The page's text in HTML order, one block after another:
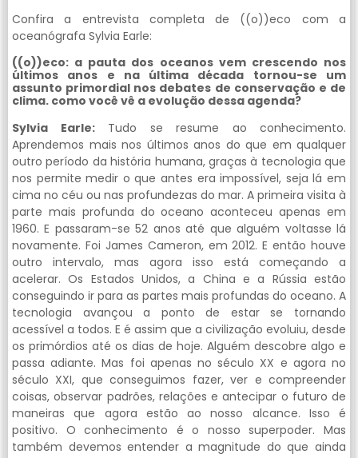
Confira a entrevista completa de ((o))eco com a
oceanógrafa Sylvia Earle:
((o))eco: a pauta dos oceanos vem crescendo nos
últimos anos e na última década tornou-se um
assunto primordial nos debates de conservação e de
clima. como você vê a evolução dessa agenda?
Sylvia Earle:Tudo se resume ao conhecimento.
Aprendemos mais nos últimos anos do que em qualquer
outro período da história humana, graças à tecnologia que
nos permite medir o que antes era impossível, seja lá em
cima no céu ou nas profundezas do mar. A primeira visita à
parte mais profunda do oceano aconteceu apenas em
1960. E passaram-se 52 anos até que alguém voltasse lá
novamente. Foi James Cameron, em 2012. E então houve
outro intervalo, mas agora isso está começando a
acelerar. Os Estados Unidos, a China e a Rússia estão
conseguindo ir para as partes mais profundas do oceano. A
tecnologia avançou a ponto de estar se tornando
acessível a todos. E é assim que a civilização evoluiu, desde
os primórdios até os dias de hoje. Alguém descobre algo e
passa adiante. Mas foi apenas no século XX e agora no
século XXI, que conseguimos fazer, ver e compreender
coisas, observar padrões, relações e antecipar o futuro de
maneiras que agora estão ao nosso alcance. Isso é
positivo. O conhecimento é o nosso superpoder. Mas
também devemos entender a magnitude do que ainda